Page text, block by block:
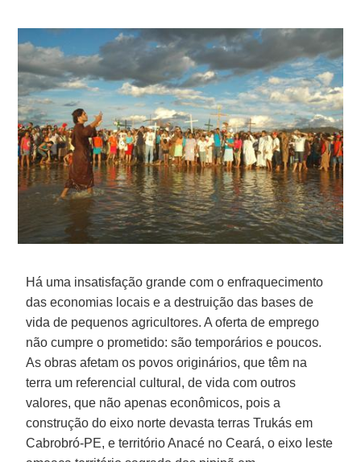
Há uma insatisfação grande com o enfraquecimento
das economias locais e a destruição das bases de
vida de pequenos agricultores. A oferta de emprego
não cumpre o prometido: são temporários e poucos.
As obras afetam os povos originários, que têm na
terra um referencial cultural, de vida com outros
valores, que não apenas econômicos, pois a
construção do eixo norte devasta terras Trukás em
Cabrobró-PE, e território Anacé no Ceará, o eixo leste